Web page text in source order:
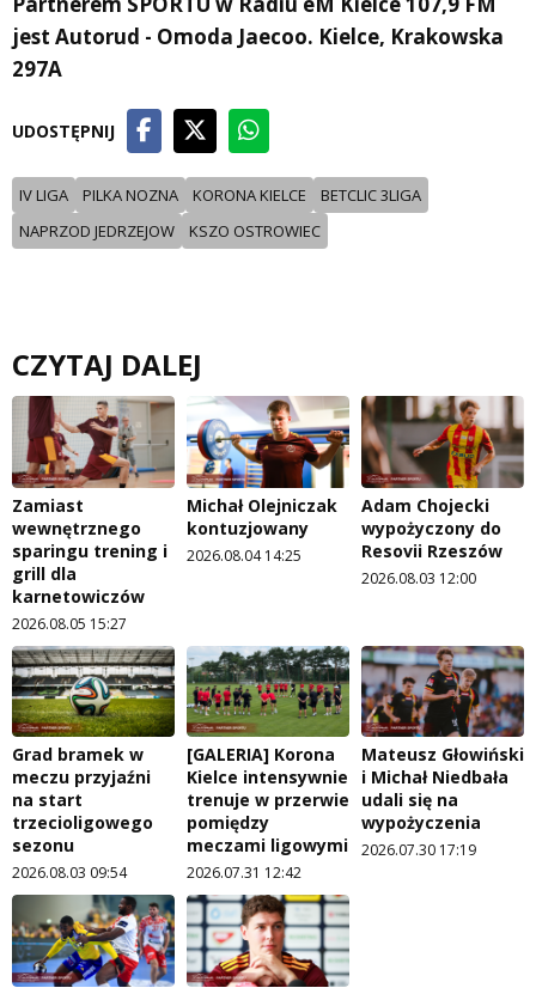
jest Autorud - Omoda Jaecoo. Kielce, Krakowska
297A
UDOSTĘPNIJ
IV LIGA PILKA NOZNA KORONA KIELCE
BETCLIC 3LIGA
NAPRZOD JEDRZEJOW
KSZO OSTROWIEC
CZYTAJ DALEJ
Zamiast
wewnętrznego
sparingu trening i
grill dla
karnetowiczów
2026.08.05 15:27
Michał Olejniczak
kontuzjowany
2026.08.04 14:25
Adam Chojecki
wypożyczony do
Resovii Rzeszów
2026.08.03 12:00
Grad bramek w
meczu przyjaźni
na start
trzecioligowego
sezonu
2026.08.03 09:54
[GALERIA] Korona
Kielce intensywnie
trenuje w przerwie
pomiędzy
meczami ligowymi
2026.07.31 12:42
Mateusz Głowiński
i Michał Niedbała
udali się na
wypożyczenia
2026.07.30 17:19